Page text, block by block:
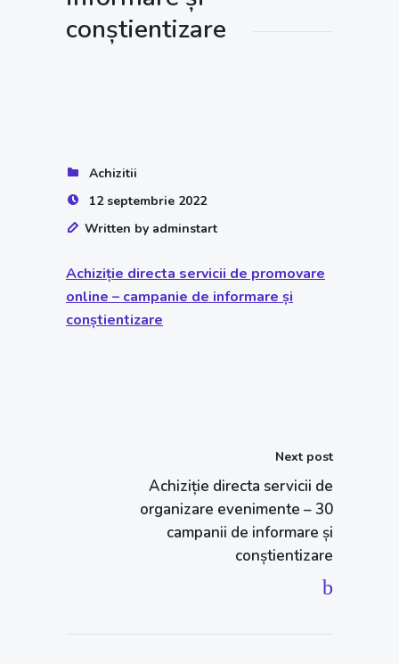
conștientizare
Achizitii
12 septembrie 2022
Written by adminstart
Achiziție directa servicii de promovare
online – campanie de informare și
conștientizare
Next post
Achiziție directa servicii de
organizare evenimente – 30
campanii de informare și
conștientizare